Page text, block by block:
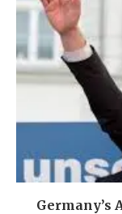
Germany’s